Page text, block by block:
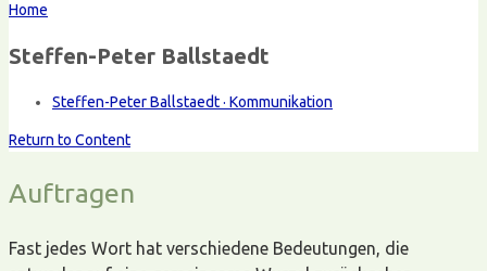
Home
Steffen-Peter Ballstaedt
Steffen-Peter Ballstaedt · Kommunikation
Return to Content
Auftragen
Fast jedes Wort hat verschiedene Bedeutungen, die